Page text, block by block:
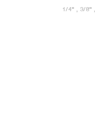
1/4" , 3/8"